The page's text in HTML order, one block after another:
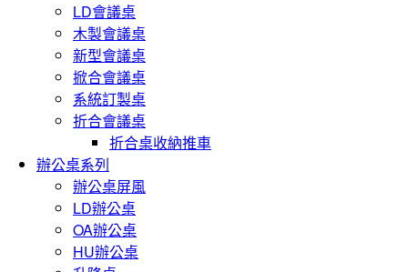
LD會議桌
木製會議桌
新型會議桌
掀合會議桌
系統訂製桌
折合會議桌
折合桌收納推車
辦公桌系列
辦公桌屏風
LD辦公桌
OA辦公桌
HU辦公桌